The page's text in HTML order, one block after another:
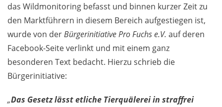
das Wildmonitoring befasst und binnen kurzer Zeit zu
den Marktführern in diesem Bereich aufgestiegen ist,
wurde von derBürgerinitiative Pro Fuchs e.V. auf deren
Facebook-Seite verlinkt und mit einem ganz
besonderen Text bedacht. Hierzu schrieb die
Bürgerinitiative:
„Das Gesetz lässt etliche Tierquälerei in straffrei